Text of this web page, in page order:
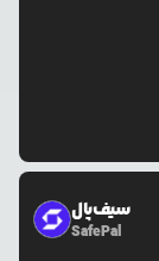
سیف‌پال
SafePal